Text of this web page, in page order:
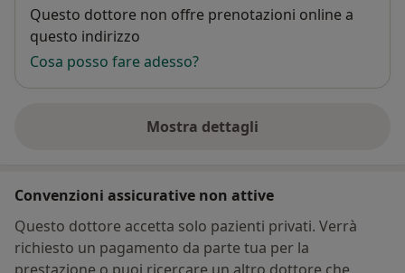
Disponibilità
Questo dottore non offre prenotazioni online a
questo indirizzo
Cosa posso fare adesso?
Mostra dettagli
sull'indirizzo
Convenzioni assicurative non attive
Questo dottore accetta solo pazienti privati. Verrà
richiesto un pagamento da parte tua per la